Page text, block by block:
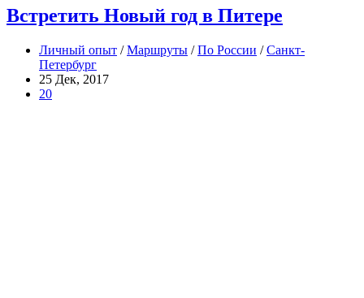
Встретить Новый год в Питере
Личный опыт /Маршруты /По России /Санкт-
Петербург
25 Дек, 2017
20